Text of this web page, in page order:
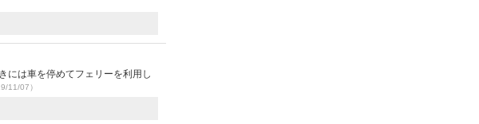
には車を停めてフェリーを利用し
11/07）